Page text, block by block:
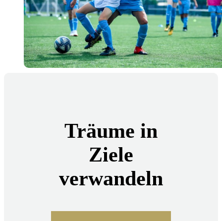
Träume in
Ziele
verwandeln